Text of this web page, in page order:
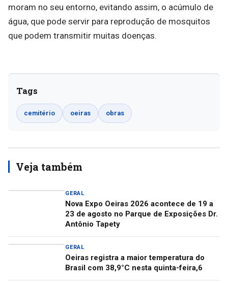
moram no seu entorno, evitando assim, o acúmulo de
água, que pode servir para reprodução de mosquitos
que podem transmitir muitas doenças.
Tags
cemitério oeiras obras
Veja também
GERAL
Nova Expo Oeiras 2026 acontece de 19 a
23 de agosto no Parque de Exposições Dr.
Antônio Tapety
GERAL
Oeiras registra a maior temperatura do
Brasil com 38,9°C nesta quinta-feira,6